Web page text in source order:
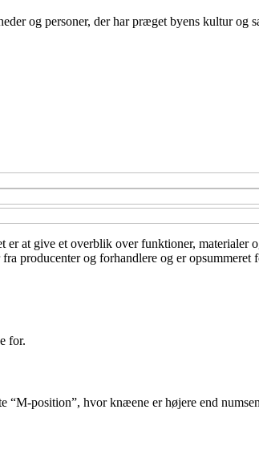
og personer, der har præget byens kultur og
at give et overblik over funktioner, materialer
producenter og forhandlere og er opsummeret
for.
“M-position”, hvor knæene er højere end